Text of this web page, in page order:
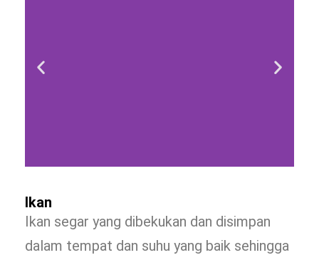
Ikan
Ikan segar yang dibekukan dan disimpan
dalam tempat dan suhu yang baik sehingga